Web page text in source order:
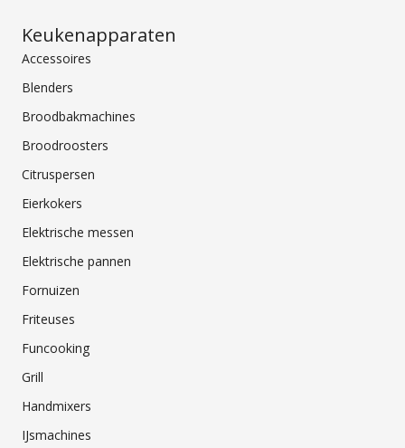
Keukenapparaten
Accessoires
Blenders
Broodbakmachines
Broodroosters
Citruspersen
Eierkokers
Elektrische messen
Elektrische pannen
Fornuizen
Friteuses
Funcooking
Grill
Handmixers
IJsmachines